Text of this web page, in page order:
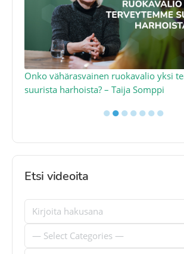
Onko vähärasvainen ruokavalio yksi
suurista harhoista? – Taija Somppi
●●●●●●●
Etsi videoita